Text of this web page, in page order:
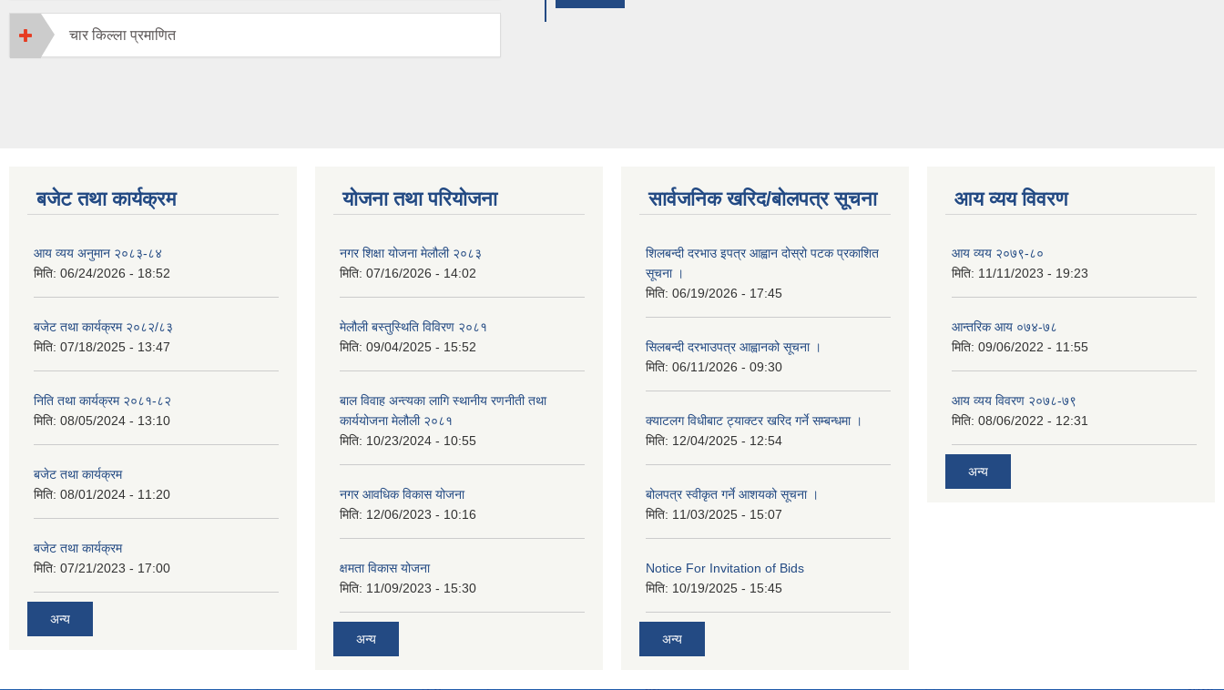
चार किल्ला प्रमाणित
बजेट तथा कार्यक्रम
आय व्यय अनुमान २०८३-८४
मिति: 06/24/2026 - 18:52
बजेट तथा कार्यक्रम २०८२/८३
मिति: 07/18/2025 - 13:47
निति तथा कार्यक्रम २०८१-८२
मिति: 08/05/2024 - 13:10
बजेट तथा कार्यक्रम
मिति: 08/01/2024 - 11:20
बजेट तथा कार्यक्रम
मिति: 07/21/2023 - 17:00
अन्य
योजना तथा परियोजना
नगर शिक्षा योजना मेलौली २०८३
मिति: 07/16/2026 - 14:02
मेलौली बस्तुस्थिति विविरण २०८१
मिति: 09/04/2025 - 15:52
बाल विवाह अन्त्यका लागि स्थानीय रणनीती तथा
कार्ययोजना मेलौली २०८१
मिति: 10/23/2024 - 10:55
नगर आवधिक विकास योजना
मिति: 12/06/2023 - 10:16
क्षमता विकास योजना
मिति: 11/09/2023 - 15:30
अन्य
सार्वजनिक खरिद/बोलपत्र सूचना
शिलबन्दी दरभाउ इपत्र आह्वान दोस्रो पटक प्रकाशित
सूचना ।
मिति: 06/19/2026 - 17:45
सिलबन्दी दरभाउपत्र आह्वानको सूचना ।
मिति: 06/11/2026 - 09:30
क्याटलग विधीबाट ट्याक्टर खरिद गर्ने सम्बन्धमा ।
मिति: 12/04/2025 - 12:54
बोलपत्र स्वीकृत गर्ने आशयको सूचना ।
मिति: 11/03/2025 - 15:07
Notice For Invitation of Bids
मिति: 10/19/2025 - 15:45
अन्य
आय व्यय विवरण
आय व्यय २०७९-८०
मिति: 11/11/2023 - 19:23
आन्तरिक आय ०७४-७८
मिति: 09/06/2022 - 11:55
आय व्यय विवरण २०७८-७९
मिति: 08/06/2022 - 12:31
अन्य